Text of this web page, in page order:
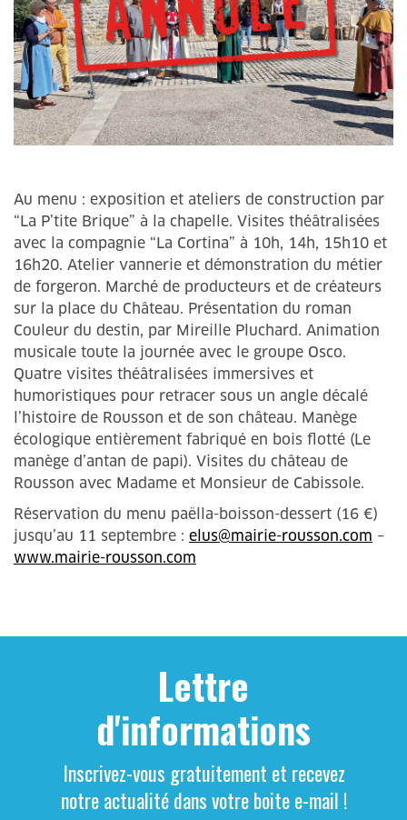
Au menu : exposition et ateliers de construction par
“La P’tite Brique” à la chapelle. Visites théâtralisées
avec la compagnie “La Cortina” à 10h, 14h, 15h10 et
16h20. Atelier vannerie et démonstration du métier
de forgeron. Marché de producteurs et de créateurs
sur la place du Château. Présentation du roman
Couleur du destin, par Mireille Pluchard. Animation
musicale toute la journée avec le groupe Osco.
Quatre visites théâtralisées immersives et
humoristiques pour retracer sous un angle décalé
l’histoire de Rousson et de son château. Manège
écologique entièrement fabriqué en bois flotté (Le
manège d’antan de papi). Visites du château de
Rousson avec Madame et Monsieur de Cabissole.
Réservation du menu paëlla-boisson-dessert (16 €)
jusqu’au 11 septembre : elus@mairie-rousson.com –
www.mairie-rousson.com
Lettre
d'informations
Inscrivez-vous gratuitement et recevez
notre actualité dans votre boite e-mail !